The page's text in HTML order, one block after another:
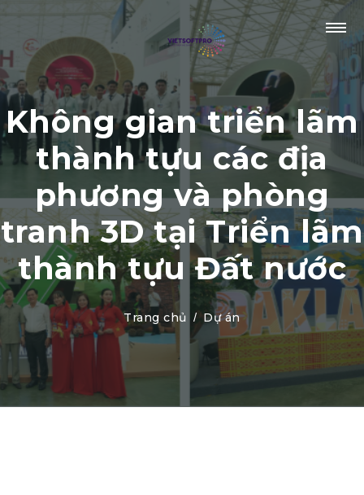
Không gian triển lãm
thành tựu các địa
phương và phòng
tranh 3D tại Triển lãm
thành tựu Đất nước
Trang chủ Dự án